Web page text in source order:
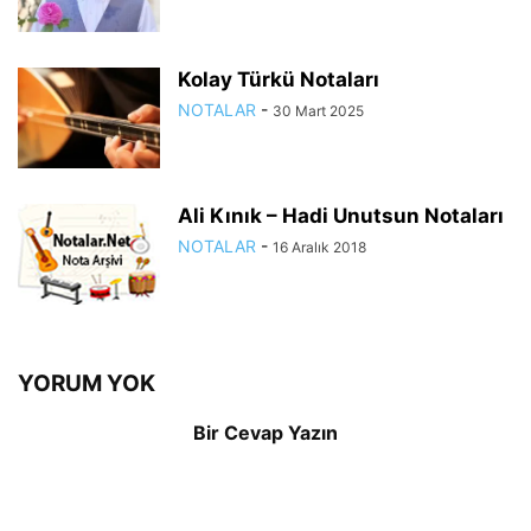
Kolay Türkü Notaları
NOTALAR - 30 Mart 2025
Ali Kınık – Hadi Unutsun Notaları
NOTALAR - 16 Aralık 2018
YORUM YOK
Bir Cevap Yazın